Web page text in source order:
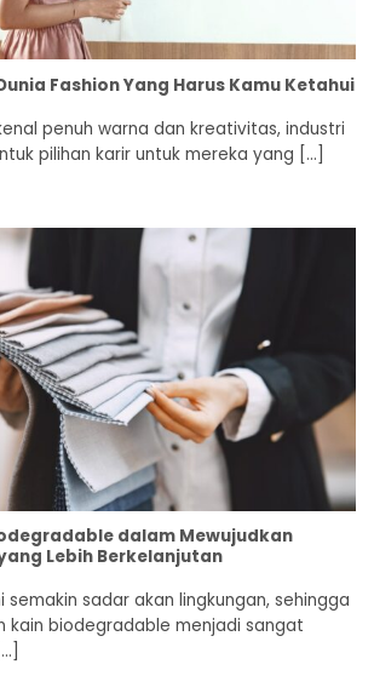
Fashion Yang Harus Kamu Ketahui
penuh warna dan kreativitas, industri
pilihan karir untuk mereka yang [...]
dalam Mewujudkan
Lebih Berkelanjutan
semakin sadar akan lingkungan, sehingga
kain biodegradable menjadi sangat